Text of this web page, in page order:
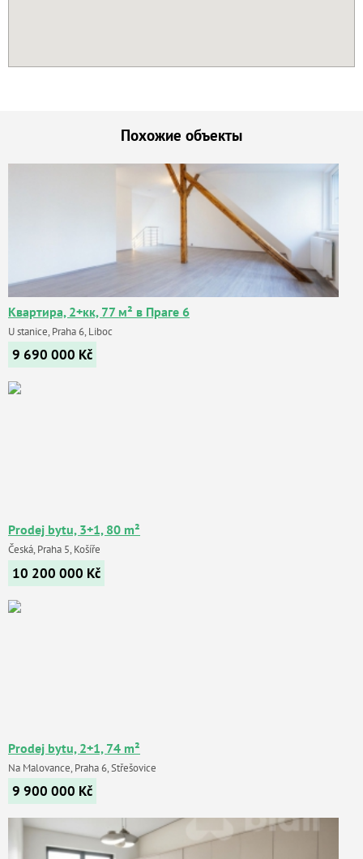
Похожие объекты
Квартира, 2+кк, 77 м² в Праге 6
U stanice, Praha 6, Liboc
9 690 000 Kč
Prodej bytu, 3+1, 80 m²
Česká, Praha 5, Košíře
10 200 000 Kč
Prodej bytu, 2+1, 74 m²
Na Malovance, Praha 6, Střešovice
9 900 000 Kč